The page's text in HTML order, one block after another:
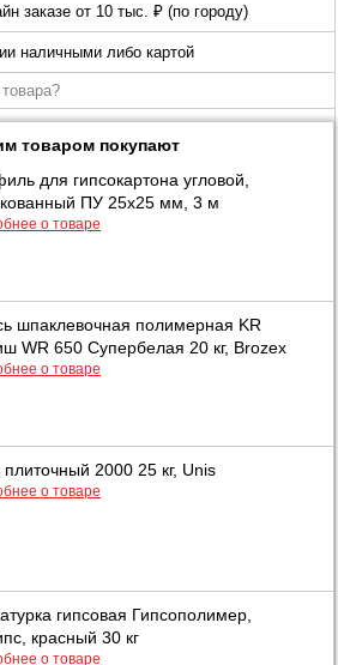
заказе от 10 тыс. ₽ (по городу)
наличными либо картой
товаром покупают
для гипсокартона угловой,
ПУ 25х25 мм, 3 м
о товаре
шпаклевочная полимерная KR
WR 650 Супербелая 20 кг, Brozex
о товаре
плиточный 2000 25 кг, Unis
о товаре
гипсовая Гипсополимер,
красный 30 кг
о товаре